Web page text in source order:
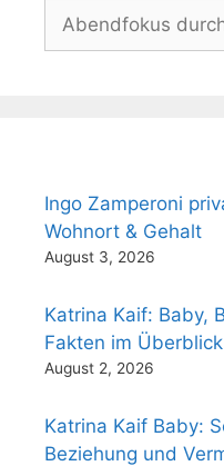
Ingo Zamperoni
Wohnort & Gehalt
August 3, 2026
Katrina Kaif: Baby,
Fakten im Überblick
August 2, 2026
Katrina Kaif Baby:
Beziehung und